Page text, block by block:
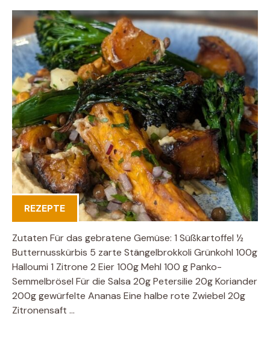
REZEPTE
Zutaten Für das gebratene Gemüse: 1 Süßkartoffel ½
Butternusskürbis 5 zarte Stängelbrokkoli Grünkohl 100g
Halloumi 1 Zitrone 2 Eier 100g Mehl 100 g Panko-
Semmelbrösel Für die Salsa 20g Petersilie 20g Koriander
200g gewürfelte Ananas Eine halbe rote Zwiebel 20g
Zitronensaft …